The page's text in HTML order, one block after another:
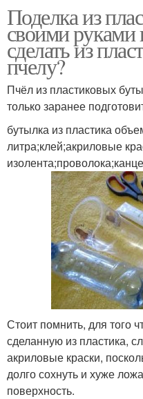
Поделка из
своими руками
сделать из
пчелу?
Пчёл из пластиковых
только заранее
бутылка из пластика
литра;клей;акриловые
Стоит помнить, для того
сделанную из пластика,
акриловые краски,
долго сохнуть и хуже
поверхность.